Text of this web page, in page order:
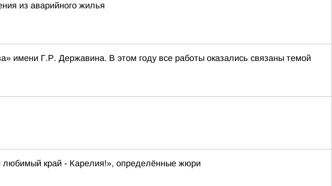
из аварийного жилья
имени Г.Р. Державина. В этом году все работы оказались связаны темой
любимый край - Карелия!», определённые жюри